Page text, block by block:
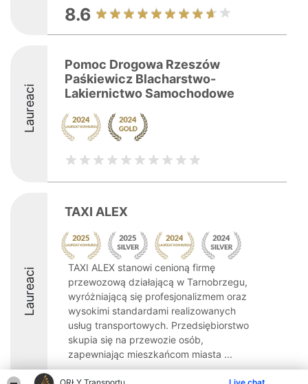
8.6
Laureaci
Pomoc Drogowa Rzeszów
Paśkiewicz Blacharstwo-
Lakiernictwo Samochodowe
Laureaci
TAXI ALEX
TAXI ALEX stanowi cenioną firmę
przewozową działającą w Tarnobrzegu,
wyróżniającą się profesjonalizmem oraz
wysokimi standardami realizowanych
usług transportowych. Przedsiębiorstwo
skupia się na przewozie osób,
zapewniając mieszkańcom miasta ...